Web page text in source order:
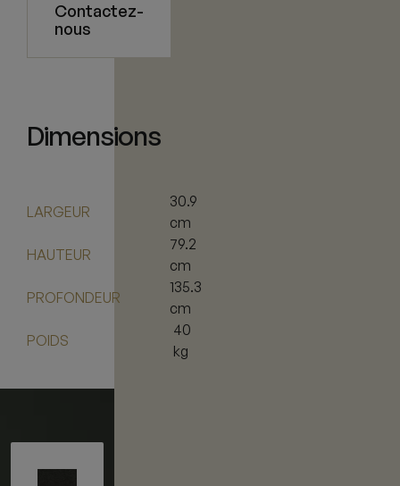
Contactez-
nous
Dimensions
LARGEUR
30.9
cm
HAUTEUR
79.2
cm
PROFONDEUR
135.3
cm
POIDS
40
kg